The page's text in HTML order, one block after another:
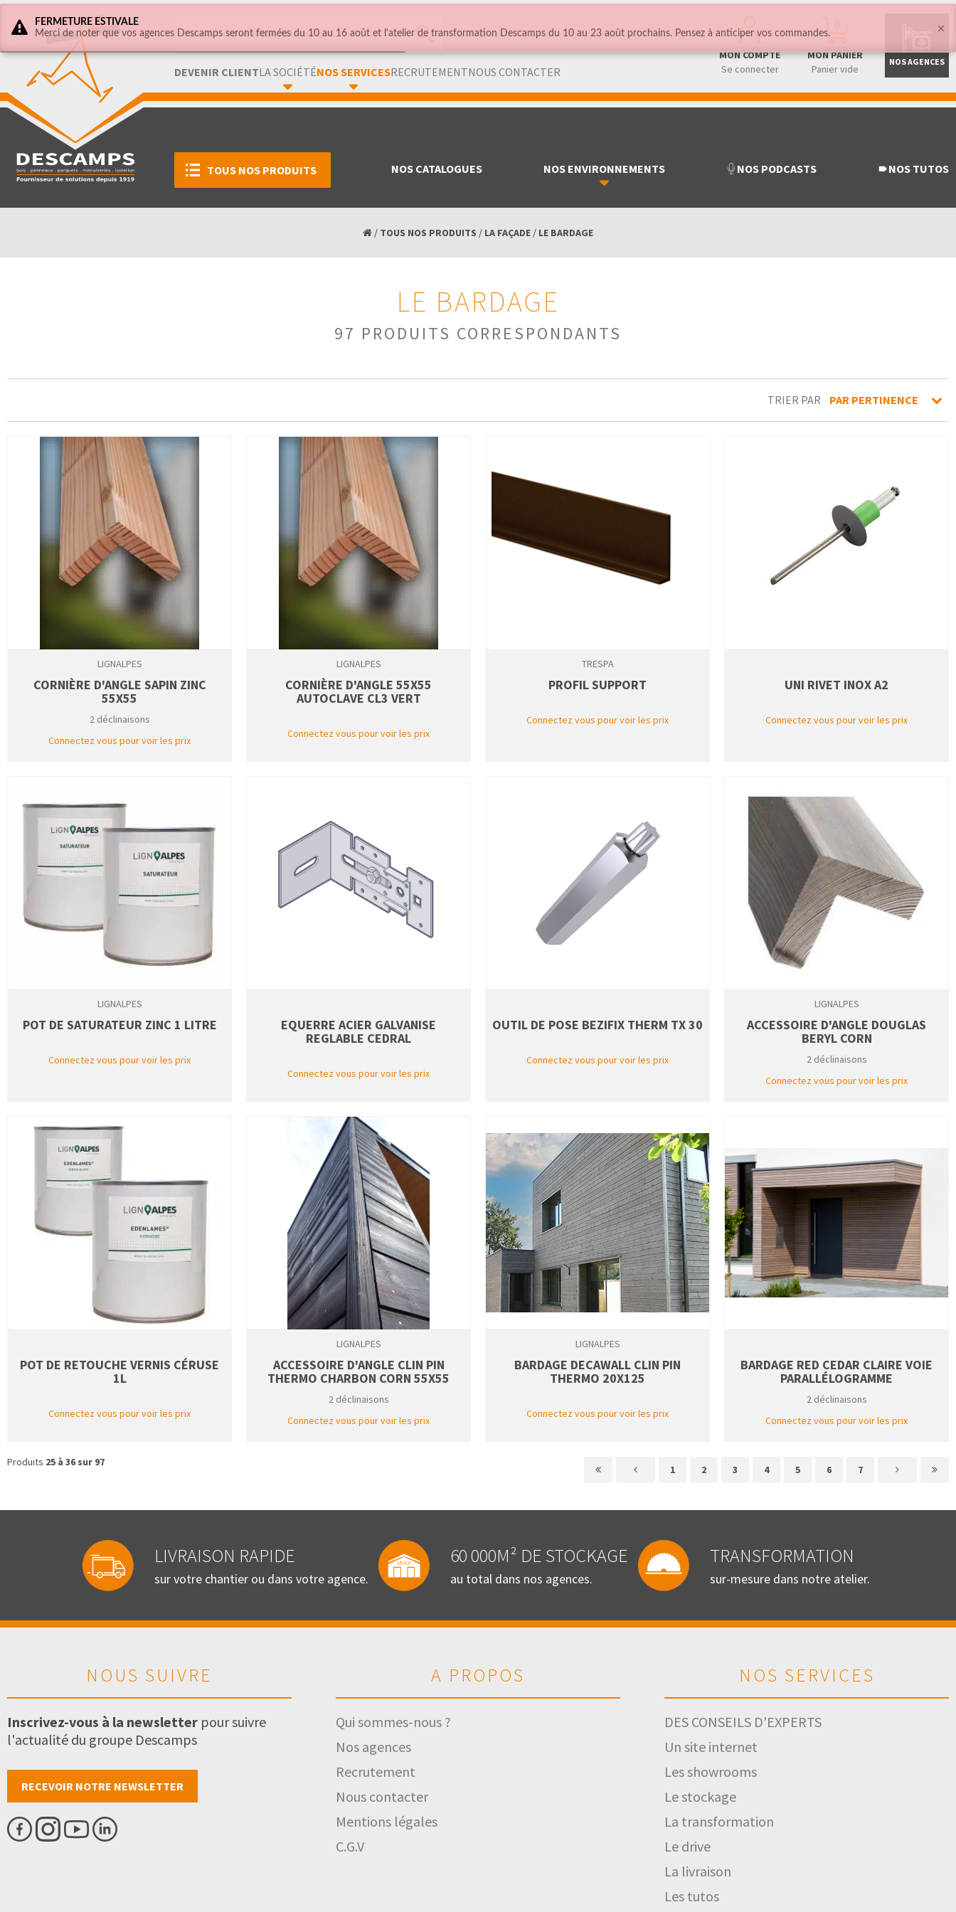
DEVENIR CLIENTLA SOCIÉTÉNOS SERVICESRECRUTEMENTNOUS CONTACTER
MON COMPTE
Se connecter
MON PANIER
Panier vide
NOS AGENCES
TOUS NOS PRODUITS NOS CATALOGUES NOS ENVIRONNEMENTS NOS PODCASTS NOS TUTOS
/ TOUS NOS PRODUITS / LA FAÇADE / LE BARDAGE
LE BARDAGE
97 PRODUITS CORRESPONDANTS
TRIER PAR PAR PERTINENCE
LIGNALPES
CORNIÈRE D'ANGLE SAPIN ZINC
55X55
2 déclinaisons
Connectez vous pour voir les prix
LIGNALPES
CORNIÈRE D'ANGLE 55X55
AUTOCLAVE CL3 VERT
Connectez vous pour voir les prix
TRESPA
PROFIL SUPPORT
Connectez vous pour voir les prix
UNI RIVET INOX A2
Connectez vous pour voir les prix
LIGNALPES
POT DE SATURATEUR ZINC 1 LITRE
Connectez vous pour voir les prix
EQUERRE ACIER GALVANISE
REGLABLE CEDRAL
Connectez vous pour voir les prix
OUTIL DE POSE BEZIFIX THERM TX 30
Connectez vous pour voir les prix
LIGNALPES
ACCESSOIRE D'ANGLE DOUGLAS
BERYL CORN
2 déclinaisons
Connectez vous pour voir les prix
POT DE RETOUCHE VERNIS CÉRUSE
1L
Connectez vous pour voir les prix
LIGNALPES
ACCESSOIRE D'ANGLE CLIN PIN
THERMO CHARBON CORN 55X55
2 déclinaisons
Connectez vous pour voir les prix
LIGNALPES
BARDAGE DECAWALL CLIN PIN
THERMO 20X125
Connectez vous pour voir les prix
BARDAGE RED CEDAR CLAIRE VOIE
PARALLÉLOGRAMME
2 déclinaisons
Connectez vous pour voir les prix
Produits 25 à 36 sur 97
1 2 3 4 5 6 7
LIVRAISON RAPIDE
sur votre chantier ou dans votre agence.
60 000M² DE STOCKAGE
au total dans nos agences.
TRANSFORMATION
sur-mesure dans notre atelier.
NOUS SUIVRE
Inscrivez-vous à la newsletter pour suivre
l'actualité du groupe Descamps
RECEVOIR NOTRE NEWSLETTER
A PROPOS
Qui sommes-nous ?
Nos agences
Recrutement
Nous contacter
Mentions légales
C.G.V
NOS SERVICES
DES CONSEILS D'EXPERTS
Un site internet
Les showrooms
Le stockage
La transformation
Le drive
La livraison
Les tutos
FERMETURE ESTIVALE
Merci de noter que vos agences Descamps seront fermées du 10 au 16 août et l'atelier de transformation Descamps du 10 au 23 août prochains. Pensez à anticiper vos commandes.